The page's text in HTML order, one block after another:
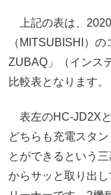
上記の表は、
（MITSUBISHI）
ZUBAQ」（インス
比較表となります。
表左のHC-JD2Xと
どちらも充電スタ
とができるという
からサッと取り出